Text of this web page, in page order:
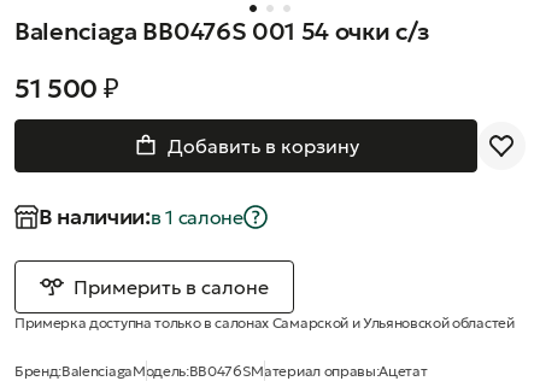
Balenciaga BB0476S 001 54 очки с/з
51 500 ₽
Добавить в корзину
В наличии:в 1 салонe
Примерить в салоне
Примерка доступна только в салонах Самарской и Ульяновской областей
Бренд:BalenciagaМодель:BB0476SМатериал оправы:Ацетат